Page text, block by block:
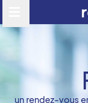
un rendez-vous